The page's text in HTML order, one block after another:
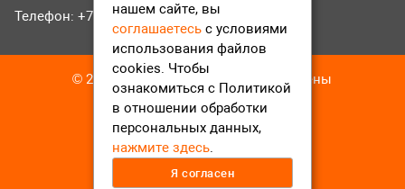
Телефон: +7 (496) 551-04-95
© 2016-2023 ТВР24 Все права защищены
нашем сайте, вы
соглашаетесь с условиями
использования файлов
cookies. Чтобы
ознакомиться с Политикой
в отношении обработки
персональных данных,
нажмите здесь.
Я согласен